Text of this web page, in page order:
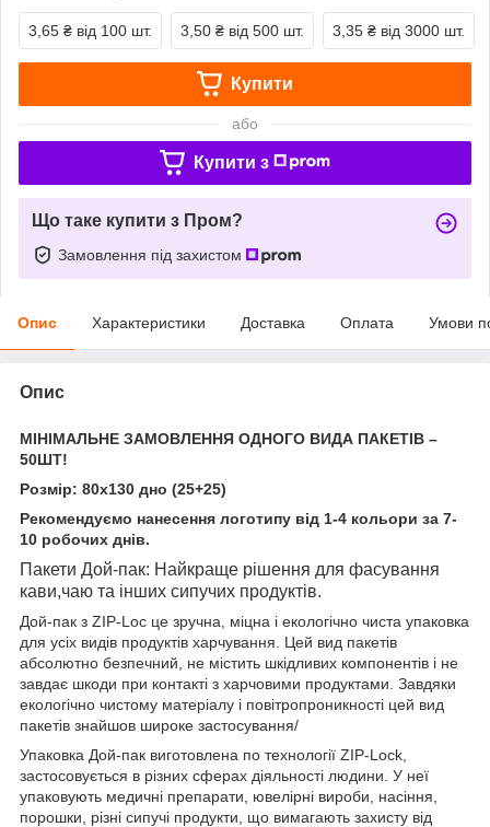
3,65 ₴ від 100 шт. 3,50 ₴ від 500 шт. 3,35 ₴ від 3000 шт.
Купити
або
Купити з
Що таке купити з Пром?
Замовлення під захистом
Опис Характеристики Доставка Оплата Умови
Опис
МІНІМАЛЬНЕ ЗАМОВЛЕННЯ ОДНОГО ВИДА ПАКЕТІВ –
50ШТ!
Розмір: 80х130 дно (25+25)
Рекомендуємо нанесення логотипу від 1-4 кольори за 7-
10 робочих днів.
Пакети Дой-пак: Найкраще рішення для фасування
кави,чаю та інших сипучих продуктів.
Дой-пак з ZIP-Loc це зручна, міцна і екологічно чиста упаковка
для усіх видів продуктів харчування. Цей вид пакетів
абсолютно безпечний, не містить шкідливих компонентів і не
завдає шкоди при контакті з харчовими продуктами. Завдяки
екологічно чистому матеріалу і повітропроникності цей вид
пакетів знайшов широке застосування/
Упаковка Дой-пак виготовлена по технології ZIP-Lock,
застосовується в різних сферах діяльності людини. У неї
упаковують медичні препарати, ювелірні вироби, насіння,
порошки, різні сипучі продукти, що вимагають захисту від